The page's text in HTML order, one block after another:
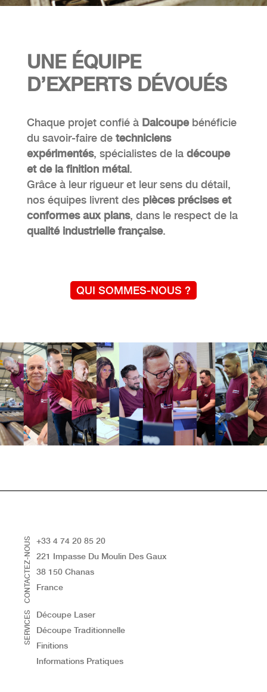
UNE ÉQUIPE
D’EXPERTS DÉVOUÉS
Chaque projet confié à Dalcoupebénéficie
du savoir-faire de techniciens
expérimentés, spécialistes de la découpe
et de la finition métal.
Grâce à leur rigueur et leur sens du détail,
nos équipes livrent des pièces précises et
conformes aux plans, dans le respect de la
qualité industrielle française.
QUI SOMMES-NOUS ?
CONTACTEZ-NOUS
+33 4 74 20 85 20
221 Impasse Du Moulin Des Gaux
38 150 Chanas
France
SERVICES
Découpe Laser
Découpe Traditionnelle
Finitions
Informations Pratiques